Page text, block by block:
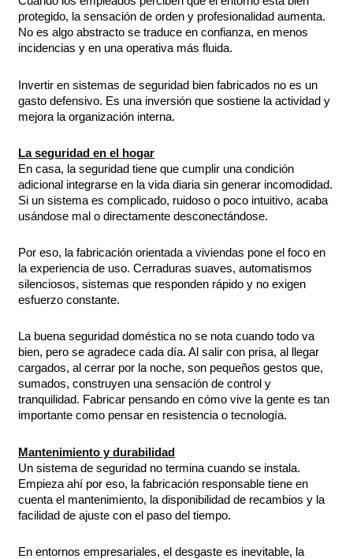
protegido, la sensación de orden y profesionalidad aumenta.
No es algo abstracto se traduce en confianza, en menos
incidencias y en una operativa más fluida.
Invertir en sistemas de seguridad bien fabricados no es un
gasto defensivo. Es una inversión que sostiene la actividad y
mejora la organización interna.
La seguridad en el hogar
En casa, la seguridad tiene que cumplir una condición
adicional integrarse en la vida diaria sin generar incomodidad.
Si un sistema es complicado, ruidoso o poco intuitivo, acaba
usándose mal o directamente desconectándose.
Por eso, la fabricación orientada a viviendas pone el foco en
la experiencia de uso. Cerraduras suaves, automatismos
silenciosos, sistemas que responden rápido y no exigen
esfuerzo constante.
La buena seguridad doméstica no se nota cuando todo va
bien, pero se agradece cada día. Al salir con prisa, al llegar
cargados, al cerrar por la noche, son pequeños gestos que,
sumados, construyen una sensación de control y
tranquilidad. Fabricar pensando en cómo vive la gente es tan
importante como pensar en resistencia o tecnología.
Mantenimiento y durabilidad
Un sistema de seguridad no termina cuando se instala.
Empieza ahí por eso, la fabricación responsable tiene en
cuenta el mantenimiento, la disponibilidad de recambios y la
facilidad de ajuste con el paso del tiempo.
En entornos empresariales, el desgaste es inevitable, la